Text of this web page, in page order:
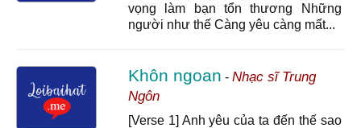
vọng làm bạn tổn thương Những
người như thế Càng yêu càng mất...
Khôn ngoan - Nhạc sĩ Trung
Ngôn
[Verse 1] Anh yêu của ta đến thế sao